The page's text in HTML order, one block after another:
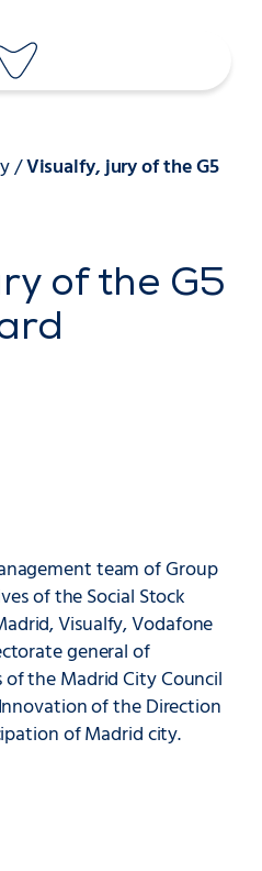
/Visualfy, jury of the G5
of the G5
team of Group
of the Social Stock
Visualfy, Vodafone
general of
of the Madrid City Council
Innovationof the Direction
of Madrid city.